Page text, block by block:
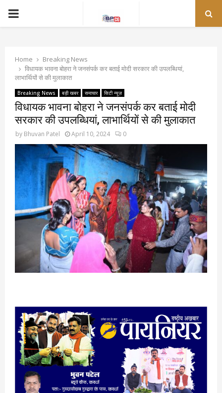
PRIMARY
Home
Breaking News
विधायक भावना बोहरा ने जनसंपर्क कर बताई मोदी सरकार की उपलब्धियां,
लाभार्थियों से की मुलाकात
Breaking News बड़ी खबर समाचार सिटी न्यूज़
विधायक भावना बोहरा ने जनसंपर्क कर बताई मोदी
सरकार की उपलब्धियां, लाभार्थियों से की मुलाकात
by Bhuvan Patel April 10, 2024 0